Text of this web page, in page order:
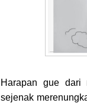
Harapan gue dari
sejenak